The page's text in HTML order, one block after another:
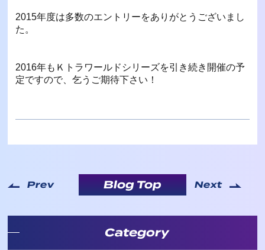
2015年度は多数のエントリーをありがとうございまし
た。
2016年もＫトラワールドシリーズを引き続き開催の予
定ですので、乞うご期待下さい！
Prev Blog Top Next
Category